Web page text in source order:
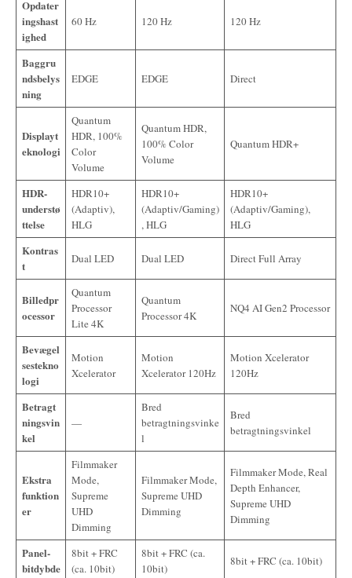
Opdater
ingshast
ighed
60 Hz 120 Hz 120 Hz
Baggru
ndsbelys
ning
EDGE EDGE Direct
Displayt
eknologi
Quantum
HDR, 100%
Color
Volume
Quantum HDR,
100% Color
Volume
Quantum HDR+
HDR-
understø
ttelse
HDR10+
(Adaptiv),
HLG
HDR10+
(Adaptiv/Gaming)
, HLG
HDR10+
(Adaptiv/Gaming),
HLG
Kontras
t
Dual LED Dual LED Direct Full Array
Billedpr
ocessor
Quantum
Processor
Lite 4K
Quantum
Processor 4K
NQ4 AI Gen2 Processor
Bevægel
sestekno
logi
Motion
Xcelerator
Motion
Xcelerator 120Hz
Motion Xcelerator
120Hz
Betragt
ningsvin
kel
—
Bred
betragtningsvinke
l
Bred
betragtningsvinkel
Ekstra
funktion
er
Filmmaker
Mode,
Supreme
UHD
Dimming
Filmmaker Mode,
Supreme UHD
Dimming
Filmmaker Mode, Real
Depth Enhancer,
Supreme UHD
Dimming
Panel-
bitdybde
8bit + FRC
(ca. 10bit)
8bit + FRC (ca.
10bit)
8bit + FRC (ca. 10bit)